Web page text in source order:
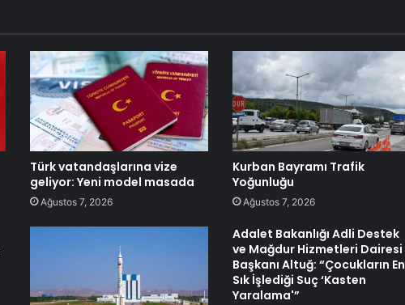
Türk vatandaşlarına vize
geliyor: Yeni model masada
Ağustos 7, 2026
Kurban Bayramı Trafik
Yoğunluğu
Ağustos 7, 2026
Adalet Bakanlığı Adli Destek
ve Mağdur Hizmetleri Dairesi
Başkanı Altuğ: “Çocukların En
Sık İşlediği Suç ‘Kasten
Yaralama'”